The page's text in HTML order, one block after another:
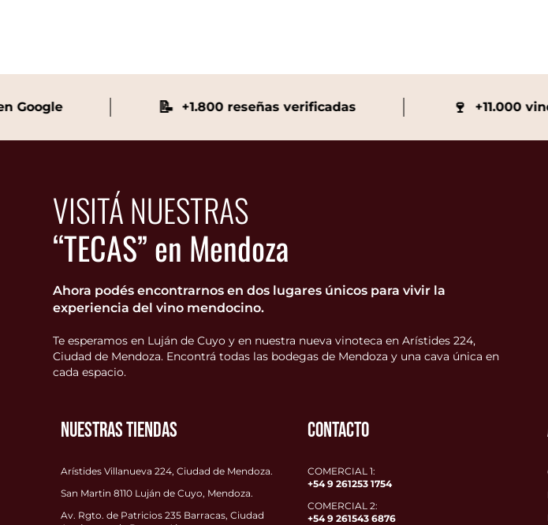
+1.800 reseñas verificadas +11.000 vinos
VISITÁ NUESTRAS
“TECAS” en Mendoza
Ahora podés encontrarnos en dos lugares únicos para vivir la
experiencia del vino mendocino.
Te esperamos en Luján de Cuyo y en nuestra nueva vinoteca en Arístides 224,
Ciudad de Mendoza. Encontrá todas las bodegas de Mendoza y una cava única en
cada espacio.
NUESTRAS TIENDAS
Arístides Villanueva 224, Ciudad de Mendoza.
San Martin 8110 Luján de Cuyo, Mendoza.
Av. Rgto. de Patricios 235 Barracas, Ciudad
CONTACTO
COMERCIAL 1:
+54 9 261253 1754
COMERCIAL 2:
+54 9261543 6876